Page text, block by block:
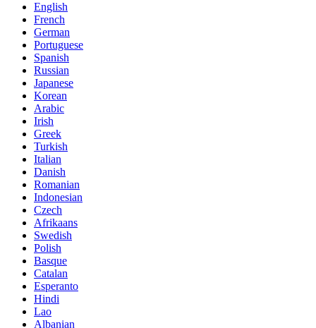
English
French
German
Portuguese
Spanish
Russian
Japanese
Korean
Arabic
Irish
Greek
Turkish
Italian
Danish
Romanian
Indonesian
Czech
Afrikaans
Swedish
Polish
Basque
Catalan
Esperanto
Hindi
Lao
Albanian